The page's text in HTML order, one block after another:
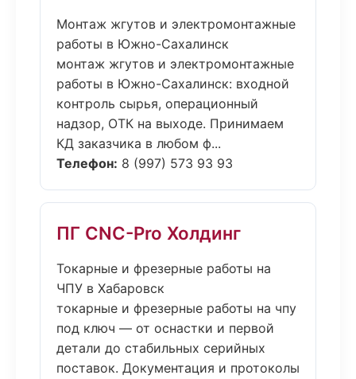
Монтаж жгутов и электромонтажные
работы в Южно-Сахалинск
монтаж жгутов и электромонтажные
работы в Южно-Сахалинск: входной
контроль сырья, операционный
надзор, ОТК на выходе. Принимаем
КД заказчика в любом ф...
Телефон: 8 (997) 573 93 93
ПГ CNC-Pro Холдинг
Токарные и фрезерные работы на
ЧПУ в Хабаровск
токарные и фрезерные работы на чпу
под ключ — от оснастки и первой
детали до стабильных серийных
поставок. Документация и протоколы